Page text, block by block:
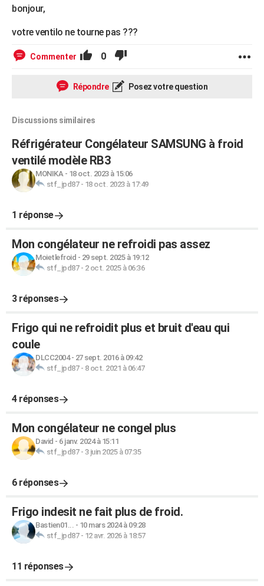
bonjour,
votre ventilo ne tourne pas ???
Commenter 0
Répondre Posez votre question
Discussions similaires
Réfrigérateur Congélateur SAMSUNG à froid
ventilé modèle RB3
MONIKA- 18 oct. 2023 à 15:06
stf_jpd87- 18 oct. 2023 à 17:49
1 réponse
Mon congélateur ne refroidi pas assez
Moietlefroid - 29 sept. 2025 à 19:12
stf_jpd87- 2 oct. 2025 à 06:36
3 réponses
Frigo qui ne refroidit plus et bruit d'eau qui
coule
DLCC2004- 27 sept. 2016 à 09:42
stf_jpd87- 8 oct. 2021 à 06:47
4 réponses
Mon congélateur ne congel plus
David - 6 janv. 2024 à 15:11
stf_jpd87- 3 juin 2025 à 07:35
6 réponses
Frigo indesit ne fait plus de froid.
Bastien01... - 10 mars 2024 à 09:28
stf_jpd87- 12 avr. 2026 à 18:57
11 réponses